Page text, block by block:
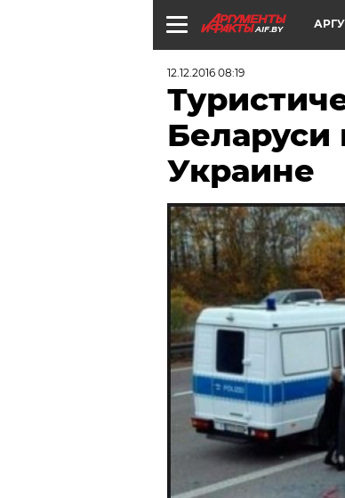
AIF.BY
12.12.2016 08:19
Беларуси
Украине